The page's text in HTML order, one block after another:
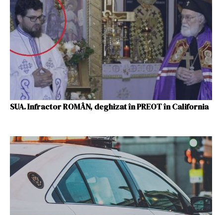
SUA. Infractor ROMÂN, deghizat în PREOT în California